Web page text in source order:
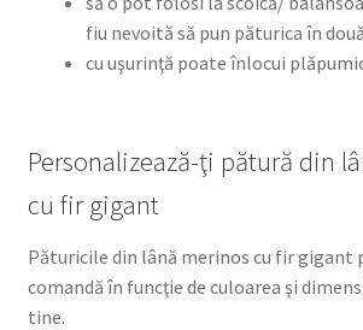
fiu nevoită să pun păturica în
cu uşurinţă poate înlocui
Personalizează-ţi pătură din
cu fir gigant
Păturicile din lână merinos cu fir gigant
comandă în funcţie de culoarea şi
tine.